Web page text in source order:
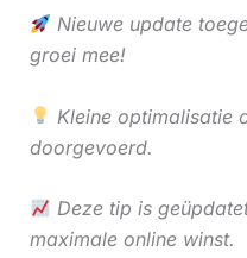
Nieuwe update
groei mee!
Kleine optimalisatie
doorgevoerd.
Deze tip is
maximale online winst.